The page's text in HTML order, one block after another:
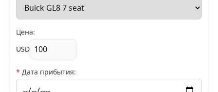
Цена:
USD
* Дата прибытия: